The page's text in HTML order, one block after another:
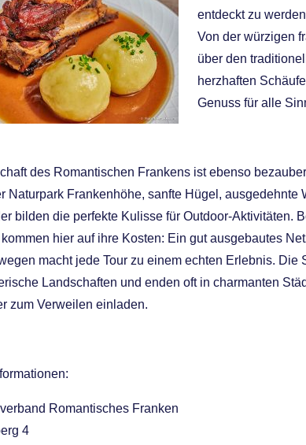
entdeckt zu
Von der würzigen
über den
herzhaften
Genuss für alle
des Romantischen Frankens ist ebenso
Naturpark Frankenhöhe, sanfte Hügel, ausgedehnte
bilden die perfekte Kulisse für Outdoor-Aktivitäten.
hier auf ihre Kosten: Ein gut ausgebautes
macht jede Tour zu einem echten Erlebnis. Die
Landschaften und enden oft in charmanten
zum Verweilen einladen.
Romantisches Franken
4